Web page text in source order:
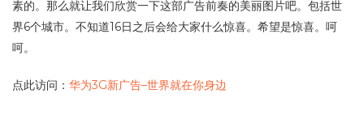
素的。那么就让我们欣赏一下这部广告前奏的美丽图片吧。包括世
界6个城市。不知道16日之后会给大家什么惊喜。希望是惊喜。呵
呵。
点此访问： 华为3G新广告–世界就在你身边